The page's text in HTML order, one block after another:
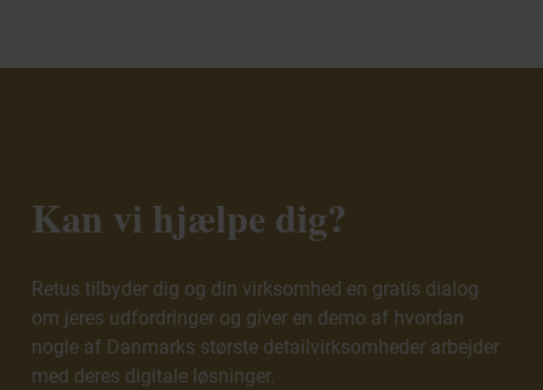
Kan vi hjælpe dig?
Retus tilbyder dig og din virksomhed en gratis dialog
om jeres udfordringer og giver en demo af hvordan
nogle af Danmarks største detailvirksomheder arbejder
med deres digitale løsninger.